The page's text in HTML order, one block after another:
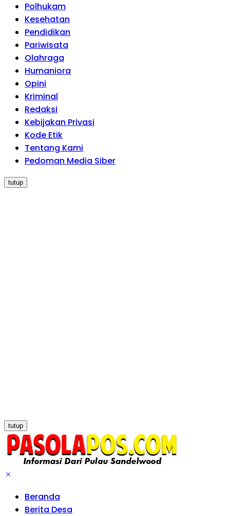
Polhukam
Kesehatan
Pendidikan
Pariwisata
Olahraga
Humaniora
Opini
Kriminal
Redaksi
Kebijakan Privasi
Kode Etik
Tentang Kami
Pedoman Media Siber
tutup
tutup
Beranda
Berita Desa